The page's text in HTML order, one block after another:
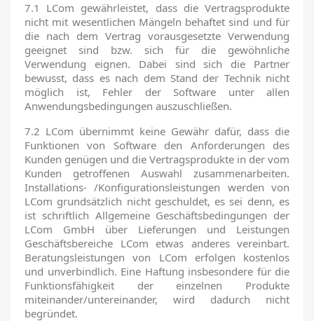
7.1 LCom gewährleistet, dass die Vertragsprodukte
nicht mit wesentlichen Mängeln behaftet sind und für
die nach dem Vertrag vorausgesetzte Verwendung
geeignet sind bzw. sich für die gewöhnliche
Verwendung eignen. Dabei sind sich die Partner
bewusst, dass es nach dem Stand der Technik nicht
möglich ist, Fehler der Software unter allen
Anwendungsbedingungen auszuschließen.
7.2 LCom übernimmt keine Gewähr dafür, dass die
Funktionen von Software den Anforderungen des
Kunden genügen und die Vertragsprodukte in der vom
Kunden getroffenen Auswahl zusammenarbeiten.
Installations- /Konfigurationsleistungen werden von
LCom grundsätzlich nicht geschuldet, es sei denn, es
ist schriftlich Allgemeine Geschäftsbedingungen der
LCom GmbH über Lieferungen und Leistungen
Geschäftsbereiche LCom etwas anderes vereinbart.
Beratungsleistungen von LCom erfolgen kostenlos
und unverbindlich. Eine Haftung insbesondere für die
Funktionsfähigkeit der einzelnen Produkte
miteinander/untereinander, wird dadurch nicht
begründet.